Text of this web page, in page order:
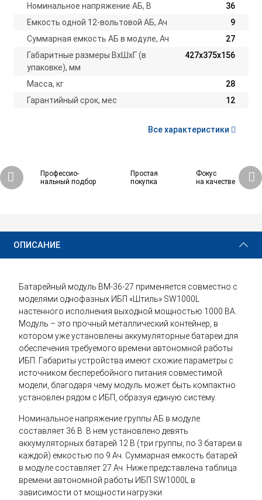
Номинальное напряжение АБ, В
36
Емкость одной 12-вольтовой АБ, Ач
9
Суммарная емкость АБ в модуле, Ач
27
Габаритные размеры ВхШхГ (в
упаковке), мм
427х375х156
Масса, кг
28
Гарантийный срок, мес
12
Все характеристики
Профессио-
нальный подбор
Простая
покупка
Фокус
на качестве
38 920 ₽ Купить
ОПИСАНИЕ
Батарейный модуль BM-36-27 применяется совместно с
моделями однофазных ИБП «Штиль» SW1000L
настенного исполнения выходной мощностью 1000 ВА.
Модуль – это прочный металлический контейнер, в
котором уже установлены аккумуляторные батареи для
обеспечения требуемого времени автономной работы
ИБП. Габариты устройства имеют схожие параметры с
источником бесперебойного питания совместимой
модели, благодаря чему модуль может быть компактно
установлен рядом с ИБП, образуя единую систему.
Номинальное напряжение группы АБ в модуле
составляет 36 В. В нем установлено девять
аккумуляторных батарей 12 В (три группы, по 3 батареи в
каждой) емкостью по 9 Ач. Суммарная емкость батарей
в модуле составляет 27 Ач. Ниже представлена таблица
времени автономной работы ИБП SW1000L в
зависимости от мощности нагрузки.